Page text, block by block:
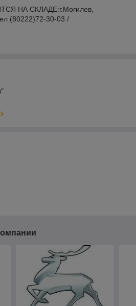
НА СКЛАДE:г.Могилев,
(80222)72-30-03 /